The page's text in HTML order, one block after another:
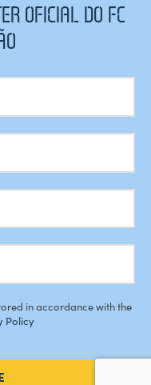
OFICIAL DO FC
in accordance with the
Policy